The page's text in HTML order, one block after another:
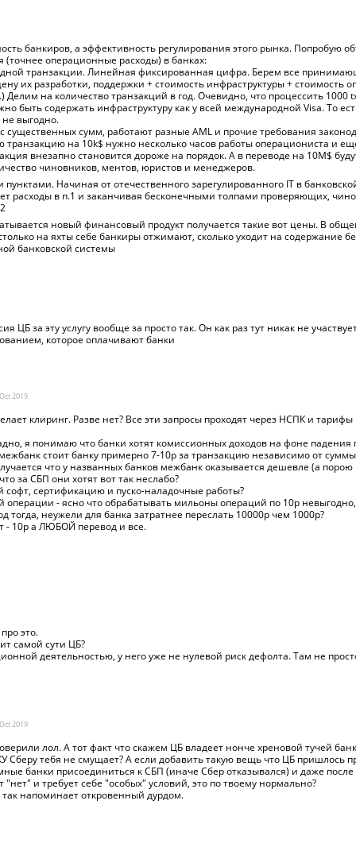
банкиров, а эффективность регулирования этого рынка. Попробую
(точнее операционные расходы) в банках:
транзакции. Линейная фиксированная цифра. Берем все
их разработки, поддержки + стоимость инфраструктуры + стоимость
Делим на количество транзакций в год. Очевидно, что процессить 1000
быть содержать инфраструктуру как у всей международной Visa. То
не выгодно.
существенных сумм, работают разные AML и прочие требования
транзакцию на 10k$ нужно несколько часов работы операциониста и
внезапно становится дороже на порядок. А в переводе на 10M$
чиновников, ментов, юристов и менеджеров.
Начиная от отечественного зарегулированного IT в
расходы в п.1 и заканчивая бесконечными толпами проверяющих,
новый финансовый продукт получается такие вот цены. В
на яхты себе банкиры отжимают, сколько уходит на содержание
банковской системы
ЦБ за эту услугу вообще за просто так. Он как раз тут никак не
которое оплачивают банки
2019
клиринг. Разве нет? Все эти запросы проходят через НСПК и
я понимаю что банки хотят комиссионных доходов на фоне падения
стоит банку примерно 7-10р за транзакцию независимо от
что у названных банков межбанк оказывается дешевле (а
за СБП они хотят вот так неслабо?
сертификацию и пуско-наладочные работы?
операции - ясно что обрабатывать мильоны операций по 10р
тогда, неужели для банка затратнее переслать 10000р чем 1000р?
- 10р а ЛЮБОЙ перевод и все.
это.
самой сути ЦБ?
деятельностью, у него уже не нулевой риск дефолта. Там не
2019
лол. А тот факт что скажем ЦБ владеет нонче хреновой тучей
Сберу тебя не смущает? А если добавить такую вещь что ЦБ пришлось
банки присоединиться к СБП (иначе Сбер отказывался) и даже после
"нет" и требует себе "особых" условий, это по твоему нормально?
напоминает откровенный дурдом.